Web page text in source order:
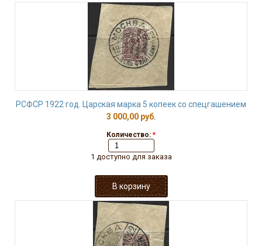
РСФСР 1922 год. Царская марка 5 копеек со спецгашением
3 000,00 руб.
Количество: *
1 доступно для заказа